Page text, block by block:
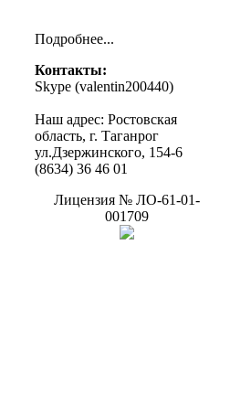
Подробнее...
Контакты:
Skype (valentin200440)
Наш адрес: Ростовская
область, г. Таганрог
ул.Дзержинского, 154-6
(8634) 36 46 01
Лицензия№ ЛО-61-01-
001709